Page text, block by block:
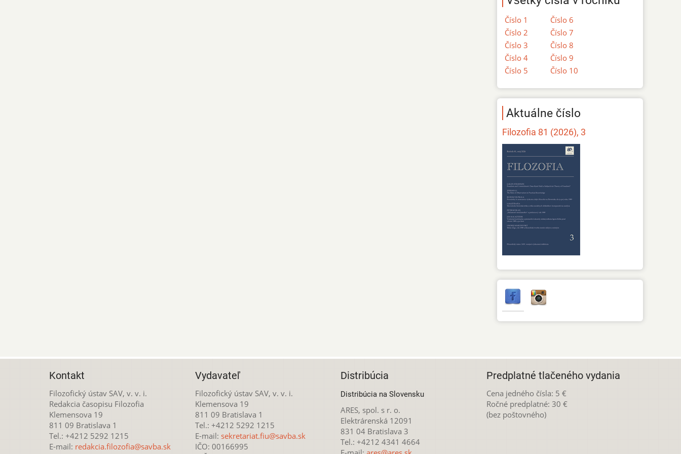
Číslo 1
Číslo 2
Číslo 3
Číslo 4
Číslo 5
Číslo 6
Číslo 7
Číslo 8
Číslo 9
Číslo 10
Aktuálne číslo
Filozofia 81 (2026), 3
Kontakt
Filozofický ústav SAV, v. v. i.
Redakcia časopisu Filozofia
Klemensova 19
811 09 Bratislava 1
Tel.: +4212 5292 1215
E-mail: redakcia.filozofia@savba.sk
Vydavateľ
Filozofický ústav SAV, v. v. i.
Klemensova 19
811 09 Bratislava 1
Tel.: +4212 5292 1215
E-mail: sekretariat.fiu@savba.sk
IČO: 00166995
Distribúcia
Distribúcia na Slovensku
ARES, spol. s r. o.
Elektrárenská 12091
831 04 Bratislava 3
Tel.: +4212 4341 4664
Predplatné tlačeného vydania
Cena jedného čísla: 5 €
Ročné predplatné: 30 €
(bez poštovného)